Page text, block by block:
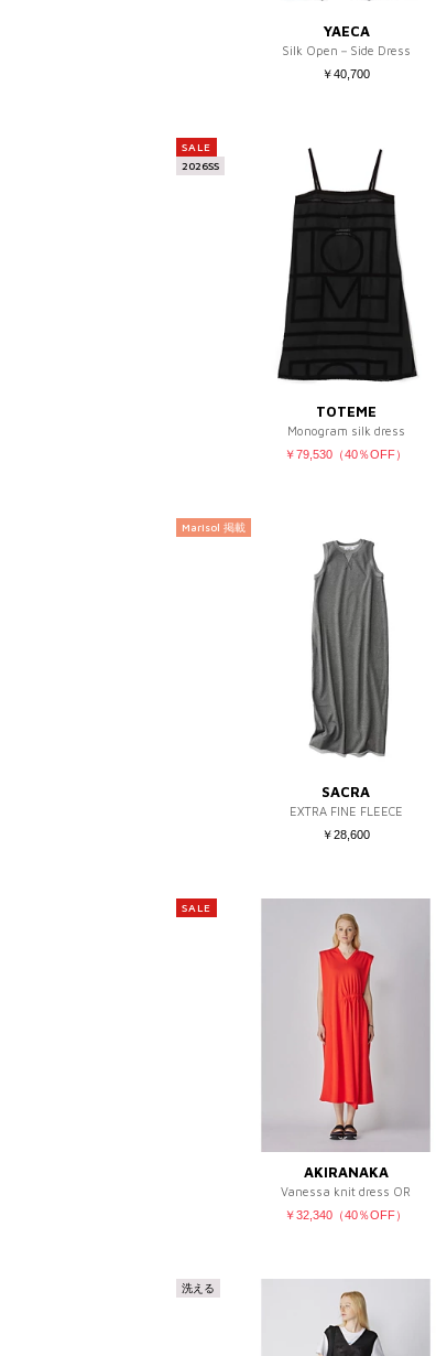
YAECA
Silk Open－Side Dress
￥40,700
TOTEME
Monogram silk dress
￥79,530（40％OFF）
SALE
2026SS
SACRA
EXTRA FINE FLEECE
￥28,600
Marisol 掲載
AKIRANAKA
Vanessa knit dress OR
￥32,340（40％OFF）
SALE
洗える